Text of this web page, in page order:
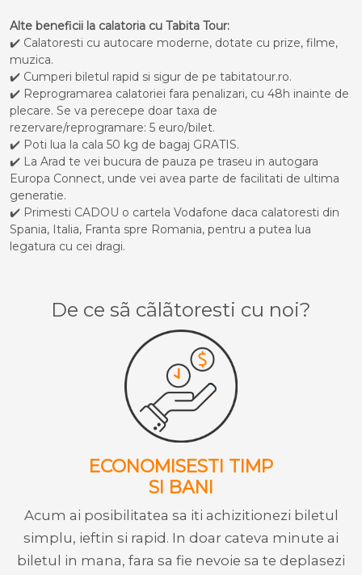
Alte beneficii la calatoria cu Tabita Tour:
✔️ Calatoresti cu autocare moderne, dotate cu prize, filme,
muzica.
✔️ Cumperi biletul rapid si sigur de pe tabitatour.ro.
✔️ Reprogramarea calatoriei fara penalizari, cu 48h inainte de
plecare. Se va perecepe doar taxa de
rezervare/reprogramare: 5 euro/bilet.
✔️ Poti lua la cala 50 kg de bagaj GRATIS.
✔️ La Arad te vei bucura de pauza pe traseu in autogara
Europa Connect, unde vei avea parte de facilitati de ultima
generatie.
✔️ Primesti CADOU o cartela Vodafone daca calatoresti din
Spania, Italia, Franta spre Romania, pentru a putea lua
legatura cu cei dragi.
De ce sã cãlãtoresti cu noi?
ECONOMISESTI TIMP
SI BANI
Acum ai posibilitatea sa iti achizitionezi biletul
simplu, ieftin si rapid. In doar cateva minute ai
biletul in mana, fara sa fie nevoie sa te deplasezi